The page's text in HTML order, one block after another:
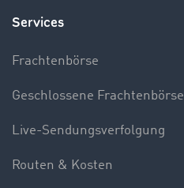
Services
Frachtenbörse
Geschlossene Frachtenbörse
Live-Sendungsverfolgung
Routen & Kosten